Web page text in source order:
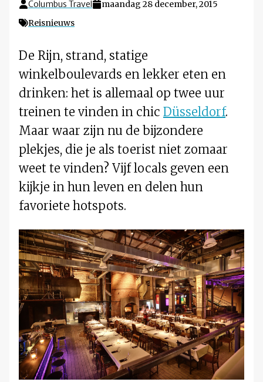
Columbus Travel
maandag 28 december, 2015
Reisnieuws
De Rijn, strand, statige
winkelboulevards en lekker eten en
drinken: het is allemaal op twee uur
treinen te vinden in chic Düsseldorf.
Maar waar zijn nu de bijzondere
plekjes, die je als toerist niet zomaar
weet te vinden? Vijf locals geven een
kijkje in hun leven en delen hun
favoriete hotspots.